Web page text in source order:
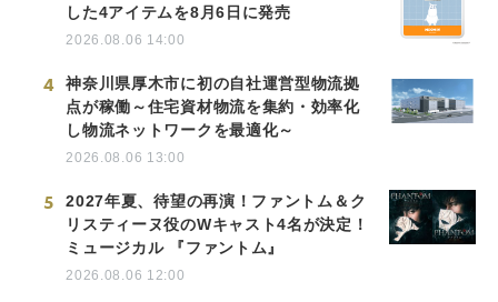
した4アイテムを8月6日に発売
2026.08.06 14:00
4
神奈川県厚木市に初の自社運営型物流拠
点が稼働～住宅資材物流を集約・効率化
し物流ネットワークを最適化～
2026.08.06 13:00
5
2027年夏、待望の再演！ファントム＆ク
リスティーヌ役のWキャスト4名が決定！
ミュージカル 『ファントム』
2026.08.06 12:00